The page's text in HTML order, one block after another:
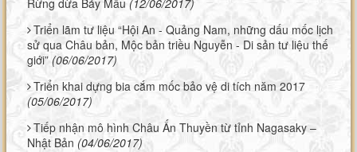
Rừng dừa Bảy Mẫu (12/06/2017)
Triển lãm tư liệu “Hội An - Quảng Nam, những dấu mốc lịch
sử qua Châu bản, Mộc bản triều Nguyễn - Di sản tư liệu thế
giới” (06/06/2017)
Triển khai dựng bia cắm mốc bảo vệ di tích năm 2017
(05/06/2017)
Tiếp nhận mô hình Châu Ấn Thuyền từ tỉnh Nagasaky –
Nhật Bản (04/06/2017)